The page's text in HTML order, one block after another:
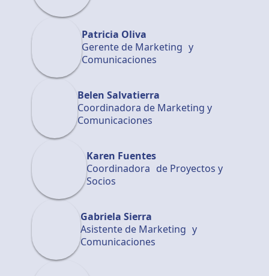
Patricia Oliva
Gerente de Marketing y
Comunicaciones
Belen Salvatierra
Coordinadora de Marketing y
Comunicaciones
Karen Fuentes
Coordinadora de Proyectos y
Socios
Gabriela Sierra
Asistente de Marketing y
Comunicaciones